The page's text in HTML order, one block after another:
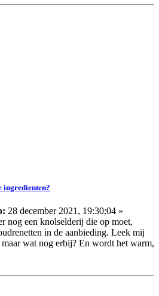
ingredienten?
28 december 2021, 19:30:04 »
nog een knolselderij die op moet,
in de aanbieding. Leek mij
wat nog erbij? En wordt het warm,